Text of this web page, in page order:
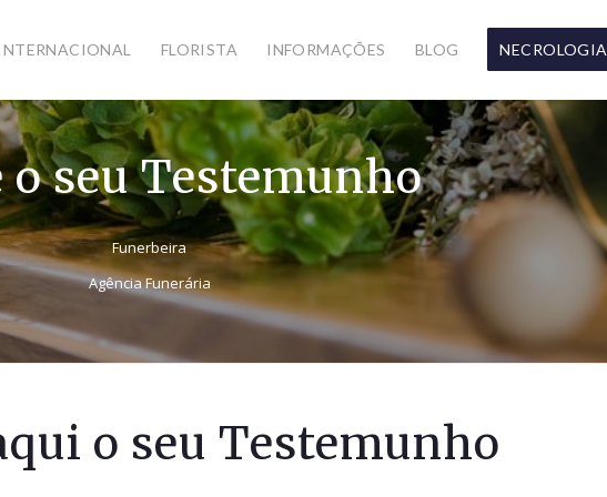
FLORISTA INFORMAÇÕES BLOG NECROLOGIA
o seu Testemunho
Funerbeira
Agência Funerária
o seu Testemunho